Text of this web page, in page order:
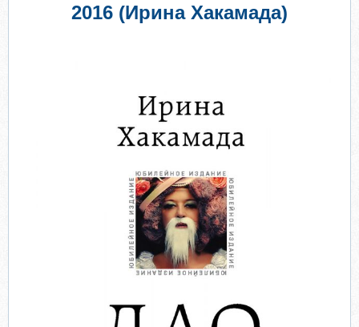
2016 (Ирина Хакамада)